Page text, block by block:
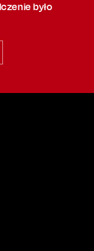
było